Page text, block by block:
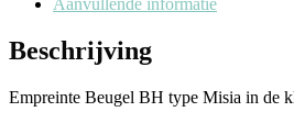
Beschrijving
Empreinte Beugel BH type Misia in de